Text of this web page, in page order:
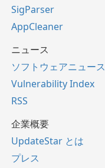
SigParser
AppCleaner
ニュース
ソフトウェアニュース
Vulnerability Index
RSS
企業概要
UpdateStar とは
プレス